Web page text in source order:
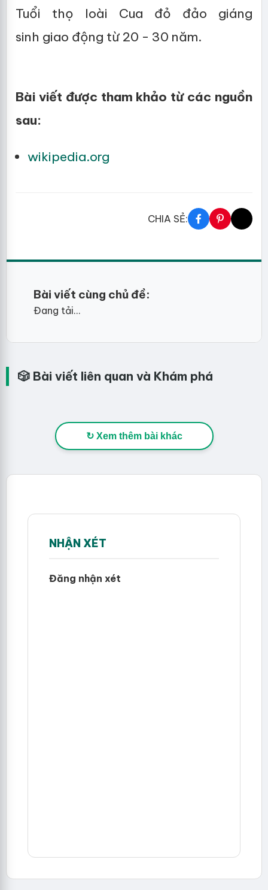
Tuổi thọ loài Cua đỏ đảo giáng
sinh giao động từ 20 - 30 năm.
Bài viết được tham khảo từ các nguồn
sau:
wikipedia.org
CHIA SẺ:
Bài viết cùng chủ đề:
Đang tải...
🎲 Bài viết liên quan và Khám phá
↻ Xem thêm bài khác
NHẬN XÉT
Đăng nhận xét